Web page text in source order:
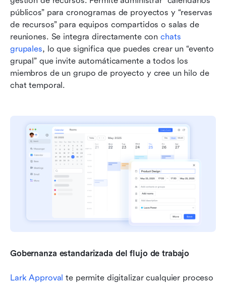
públicos” para cronogramas de proyectos y “reservas
de recursos” para equipos compartidos o salas de
reuniones. Se integra directamente con chats
grupales, lo que significa que puedes crear un “evento
grupal” que invite automáticamente a todos los
miembros de un grupo de proyecto y cree un hilo de
chat temporal.
Gobernanza estandarizada del flujo de trabajo
Lark Approval te permite digitalizar cualquier proceso